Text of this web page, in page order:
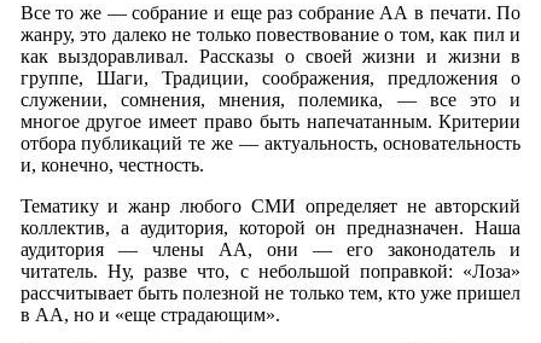
Все то же — собрание и еще раз собрание АА в печати. По
жанру, это далеко не только повествование о том, как пил и
как выздоравливал. Рассказы о своей жизни и жизни в
группе, Шаги, Традиции, соображения, предложения о
служении, сомнения, мнения, полемика, — все это и
многое другое имеет право быть напечатанным. Критерии
отбора публикаций те же — актуальность, основательность
и, конечно, честность.
Тематику и жанр любого СМИ определяет не авторский
коллектив, а аудитория, которой он предназначен. Наша
аудитория — члены АА, они — его законодатель и
читатель. Ну, разве что, с небольшой поправкой: «Лоза»
рассчитывает быть полезной не только тем, кто уже пришел
в АА, но и «еще страдающим».